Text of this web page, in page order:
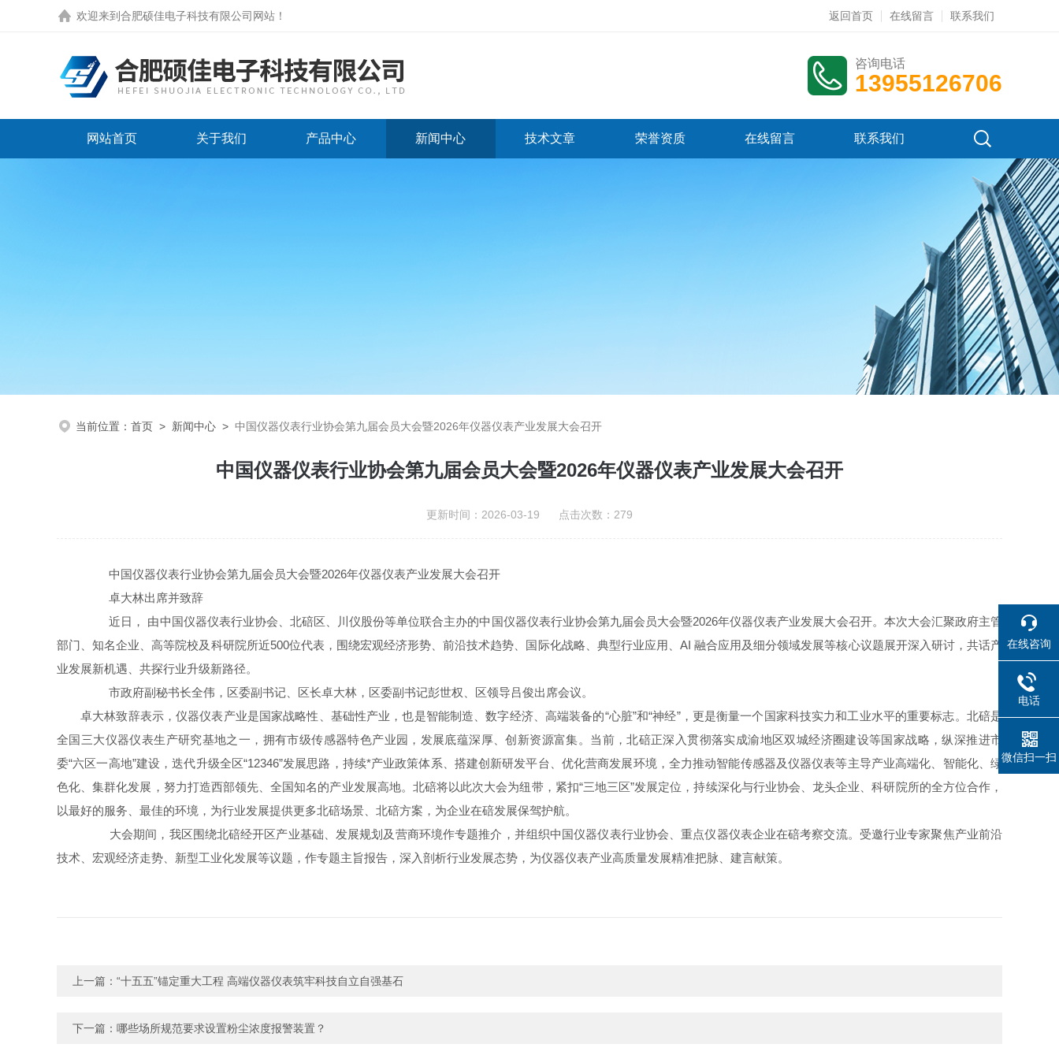
欢迎来到 合肥硕佳电子科技有限公司网站 ！ 返回首页 在线留言 联系我们
咨询电话
13955126706
网站首页 关于我们 产品中心 新闻中心 技术文章 荣誉资质 在线留言 联系我们
当前位置： 首页 > 新闻中心 > 中国仪器仪表行业协会第九届会员大会暨2026年仪器仪表产业发展大会召开
中国仪器仪表行业协会第九届会员大会暨2026年仪器仪表产业发展大会召开
更新时间：2026-03-19 点击次数：279
中国仪器仪表行业协会第九届会员大会暨2026年仪器仪表产业发展大会召开
卓大林出席并致辞
近日， 由中国仪器仪表行业协会、北碚区、川仪股份等单位联合主办的中国仪器仪表行业协会第九届会员大会暨2026年仪器仪表产业发展大会召开。本次大会汇聚政府主管
部门、知名企业、高等院校及科研院所近500位代表，围绕宏观经济形势、前沿技术趋势、国际化战略、典型行业应用、AI 融合应用及细分领域发展等核心议题展开深入研讨，共话产
业发展新机遇、共探行业升级新路径。
市政府副秘书长全伟，区委副书记、区长卓大林，区委副书记彭世权、区领导吕俊出席会议。
卓大林致辞表示，仪器仪表产业是国家战略性、基础性产业，也是智能制造、数字经济、高端装备的“心脏”和“神经”，更是衡量一个国家科技实力和工业水平的重要标志。北碚是
全国三大仪器仪表生产研究基地之一，拥有市级传感器特色产业园，发展底蕴深厚、创新资源富集。当前，北碚正深入贯彻落实成渝地区双城经济圈建设等国家战略，纵深推进市
委“六区一高地”建设，迭代升级全区“12346”发展思路，持续*产业政策体系、搭建创新研发平台、优化营商发展环境，全力推动智能传感器及仪器仪表等主导产业高端化、智能化、绿
色化、集群化发展，努力打造西部领先、全国知名的产业发展高地。北碚将以此次大会为纽带，紧扣“三地三区”发展定位，持续深化与行业协会、龙头企业、科研院所的全方位合作，
以最好的服务、最佳的环境，为行业发展提供更多北碚场景、北碚方案，为企业在碚发展保驾护航。
大会期间，我区围绕北碚经开区产业基础、发展规划及营商环境作专题推介，并组织中国仪器仪表行业协会、重点仪器仪表企业在碚考察交流。受邀行业专家聚焦产业前沿
技术、宏观经济走势、新型工业化发展等议题，作专题主旨报告，深入剖析行业发展态势，为仪器仪表产业高质量发展精准把脉、建言献策。
上一篇： “十五五”锚定重大工程 高端仪器仪表筑牢科技自立自强基石
下一篇： 哪些场所规范要求设置粉尘浓度报警装置？
在线咨询
电话
微信扫一扫